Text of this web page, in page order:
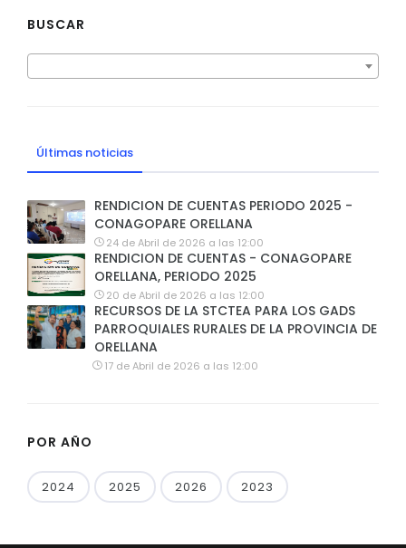
BUSCAR
Últimas noticias
RENDICION DE CUENTAS PERIODO 2025 -
CONAGOPARE ORELLANA
24 de Abril de 2026 a las 12:00
RENDICION DE CUENTAS - CONAGOPARE
ORELLANA, PERIODO 2025
20 de Abril de 2026 a las 12:00
RECURSOS DE LA STCTEA PARA LOS GADS
PARROQUIALES RURALES DE LA PROVINCIA DE
ORELLANA
17 de Abril de 2026 a las 12:00
POR AÑO
2024 2025 2026 2023